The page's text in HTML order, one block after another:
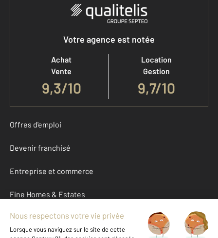
Votre agence est notée
Achat
Vente
9,3/10
Location
Gestion
9,7/10
Offres d'emploi
Devenir franchisé
Entreprise et commerce
Fine Homes & Estates
À propos